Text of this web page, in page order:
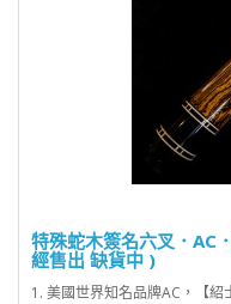
特殊蛇木簽名六叉．AC
經售出 缺貨中 )
1. 美國世界知名品牌AC，【